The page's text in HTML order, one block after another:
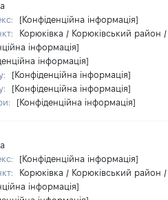
[Конфіденційна інформація]
Корюківка / Корюківський район /
інформація]
інформація]
[Конфіденційна інформація]
[Конфіденційна інформація]
[Конфіденційна інформація]
[Конфіденційна інформація]
Корюківка / Корюківський район /
інформація]